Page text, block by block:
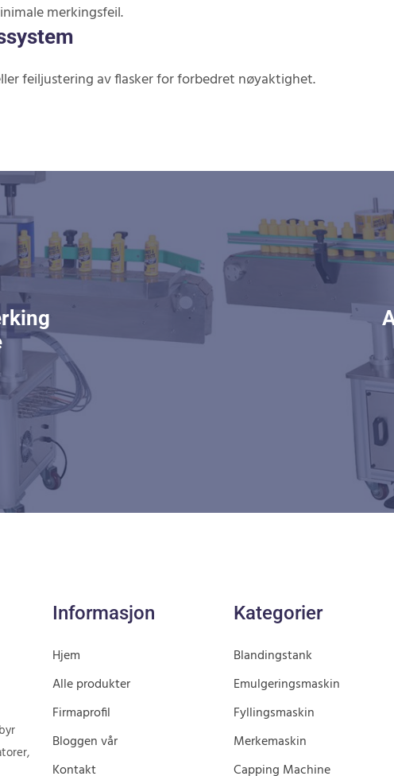
merkingsfeil.
feiljustering av flasker for forbedret nøyaktighet.
Informasjon
Hjem
Alle produkter
Firmaprofil
Bloggen vår
Kontakt
Kategorier
Blandingstank
Emulgeringsmaskin
Fyllingsmaskin
Merkemaskin
Capping Machine